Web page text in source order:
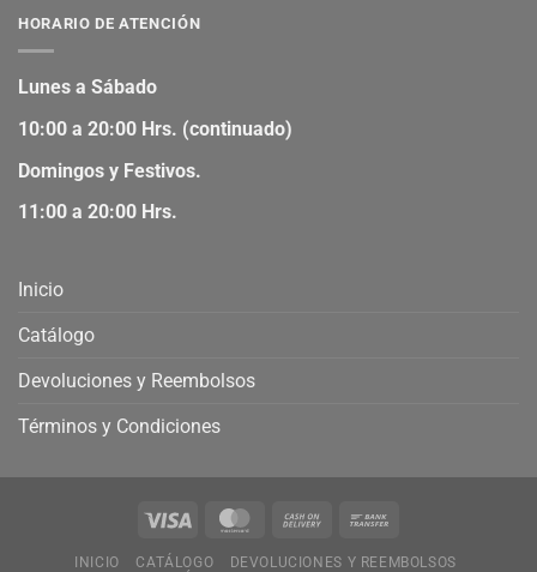
HORARIO DE ATENCIÓN
Lunes a Sábado
10:00 a 20:00 Hrs. (continuado)
Domingos y Festivos.
11:00 a 20:00 Hrs.
Inicio
Catálogo
Devoluciones y Reembolsos
Términos y Condiciones
INICIO CATÁLOGO
DEVOLUCIONES Y REEMBOLSOS